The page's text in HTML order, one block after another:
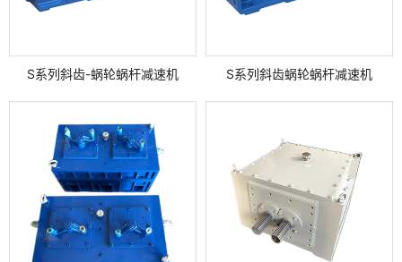
S系列斜齿-蜗轮蜗杆减速机 S系列斜齿蜗轮蜗杆减速机